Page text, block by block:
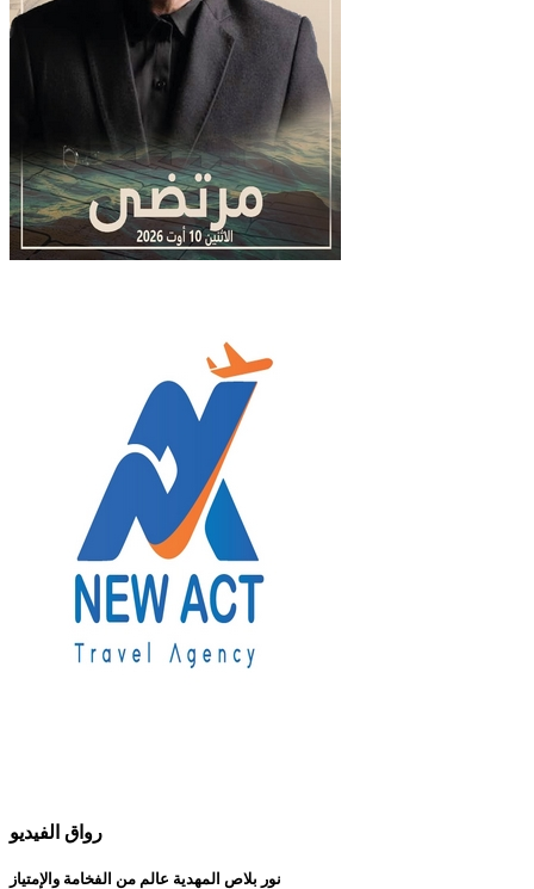
رواق الفيديو
نور بلاص المهدية عالم من الفخامة والإمتياز